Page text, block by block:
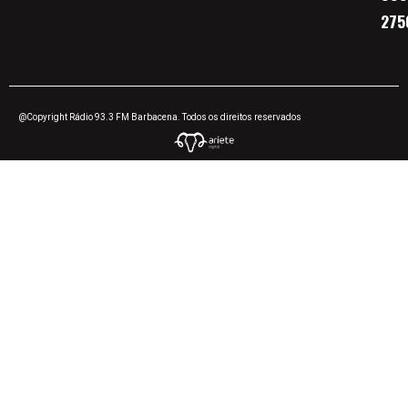
@Copyright Rádio 93.3 FM Barbacena. Todos os direitos reservados